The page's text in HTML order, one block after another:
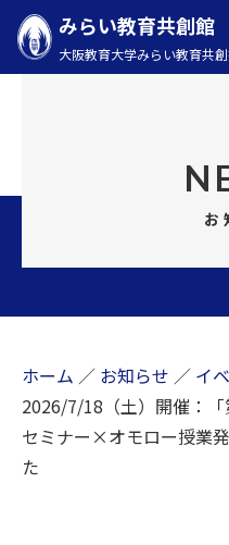
みらい教育共創館
大阪教育大学みらい教育共
お
ホーム ／ お知らせ ／ イ
2026/7/18（土）開催：
セミナー×オモロー授業
た